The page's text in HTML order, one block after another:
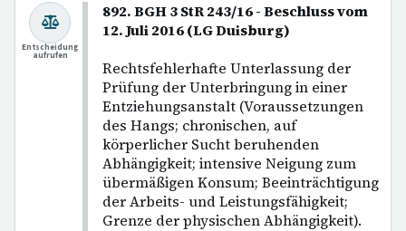
892. BGH 3 StR 243/16 - Beschluss vom
12. Juli 2016 (LG Duisburg)
Rechtsfehlerhafte Unterlassung der
Prüfung der Unterbringung in einer
Entziehungsanstalt (Voraussetzungen
des Hangs; chronischen, auf
körperlicher Sucht beruhenden
Abhängigkeit; intensive Neigung zum
übermäßigen Konsum; Beeinträchtigung
der Arbeits- und Leistungsfähigkeit;
Grenze der physischen Abhängigkeit).
Entscheidung
aufrufen